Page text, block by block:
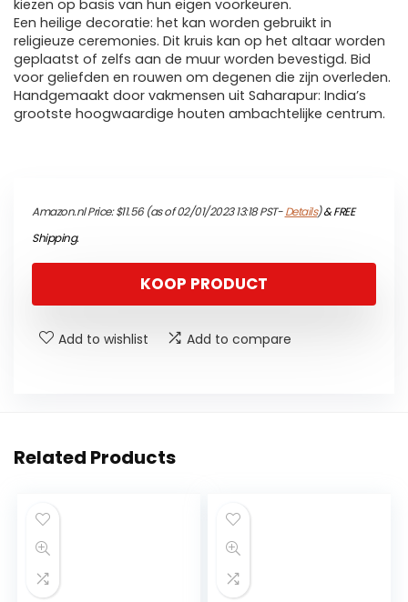
kiezen op basis van hun eigen voorkeuren.
Een heilige decoratie: het kan worden gebruikt in
religieuze ceremonies. Dit kruis kan op het altaar worden
geplaatst of zelfs aan de muur worden bevestigd. Bid
voor geliefden en rouwen om degenen die zijn overleden.
Handgemaakt door vakmensen uit Saharapur: India’s
grootste hoogwaardige houten ambachtelijke centrum.
Amazon.nl Price:$11.56(as of 02/01/2023 13:18 PST-Details)&FREE
Shipping.
KOOP PRODUCT
Add to wishlist Add to compare
Related Products